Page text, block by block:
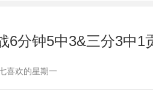
6分钟5中3&三分3中1
喜欢的星期一